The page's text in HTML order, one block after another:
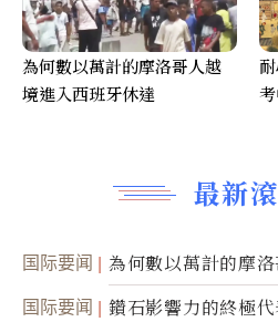
最新
国际要闻
為何數以萬計的摩
達
国际要闻 鑽石影響力的終極
為何數以萬計的摩洛哥人越
境進入西班牙休達